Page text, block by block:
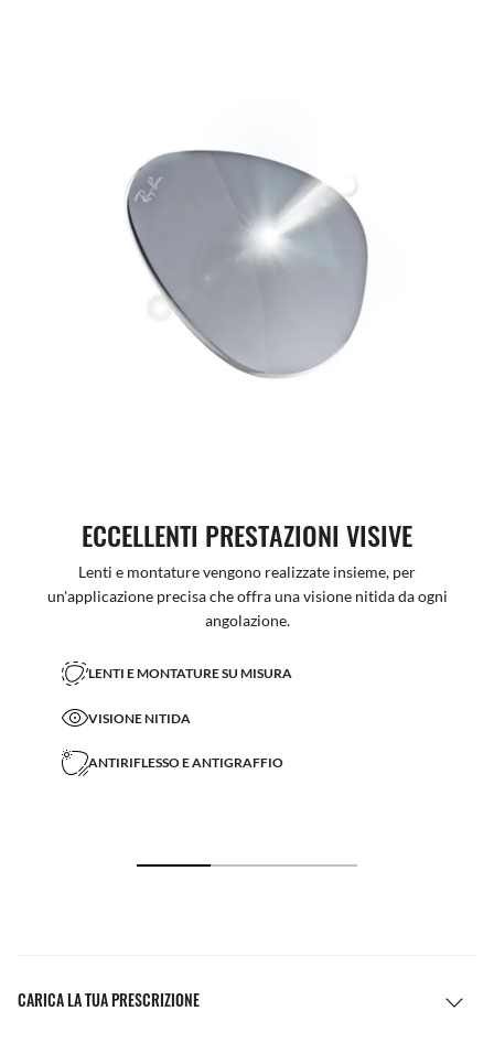
ECCELLENTI PRESTAZIONI VISIVE
Lenti e montature vengono realizzate insieme, per
un'applicazione precisa che offra una visione nitida da ogni
angolazione.
LENTI E MONTATURE SU MISURA
VISIONE NITIDA
ANTIRIFLESSO E ANTIGRAFFIO
CARICA LA TUA PRESCRIZIONE